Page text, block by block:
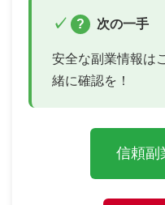
? 次の一手
安全な副業情報は
緒に確認を！
信頼副